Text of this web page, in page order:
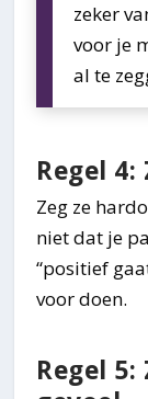
zeker
voor je
al te
Regel
Zeg ze
niet dat je
“positief
voor doen.
Regel